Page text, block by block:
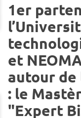
Accueil L'UTT
1er
et
autour de
: le
"Expert